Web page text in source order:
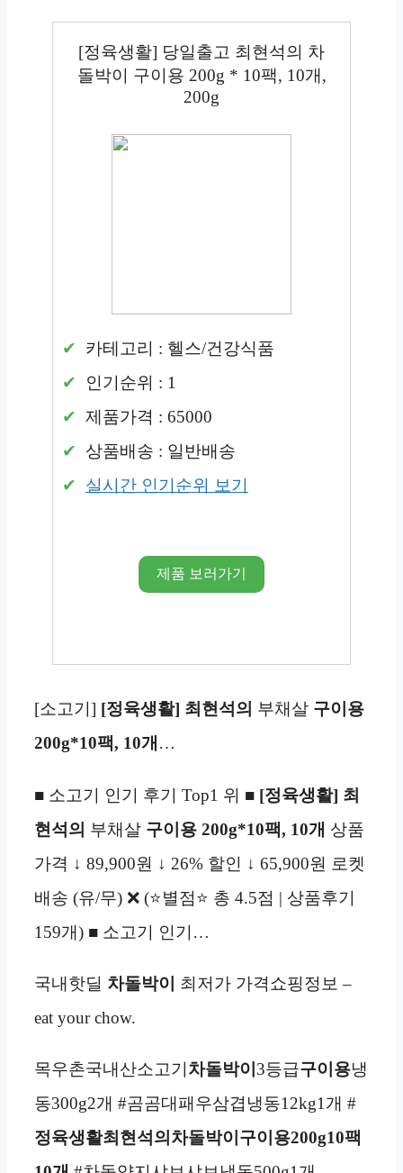
[정육생활] 당일출고 최현석의 차
돌박이 구이용 200g * 10팩, 10개,
200g
카테고리 : 헬스/건강식품
인기순위 : 1
제품가격 : 65000
상품배송 : 일반배송
실시간 인기순위 보기
제품 보러가기
[소고기] [정육생활] 최현석의 부채살 구이용
200g*10팩, 10개 …
■ 소고기 인기 후기 Top1 위 ■ [정육생활] 최
현석의 부채살 구이용 200g*10팩, 10개 상품
가격 ↓ 89,900원 ↓ 26% 할인 ↓ 65,900원 로켓
배송 (유/무) ❌ (⭐별점⭐ 총 4.5점 | 상품후기
159개) ■ 소고기 인기…
국내핫딜 차돌박이
최저가 가격쇼핑정보 –
eat your chow.
목우촌국내산소고기 차돌박이 3등급구이용냉
동300g2개 #곰곰대패우삼겹냉동12kg1개 #
정육생활최현석의차돌박이구이용200g10팩